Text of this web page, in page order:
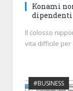
Konami
dipendenti
Il colosso
vita difficile
#BUSINESS